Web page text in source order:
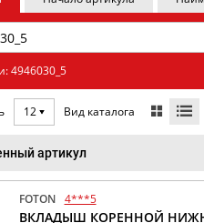
4946030_5
12 Вид каталога
артикул
FOTON 4***5
ВКЛАДЫШ КОРЕННОЙ